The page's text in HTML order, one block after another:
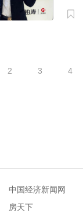
2 3 4
中国经济新闻网
房天下